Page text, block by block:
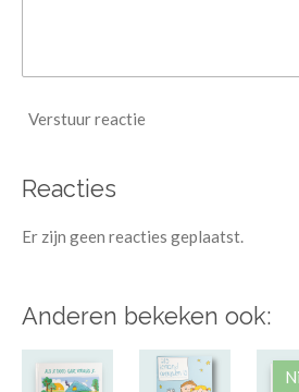
Verstuur reactie
Reacties
Er zijn geen reacties geplaatst.
Anderen bekeken ook: